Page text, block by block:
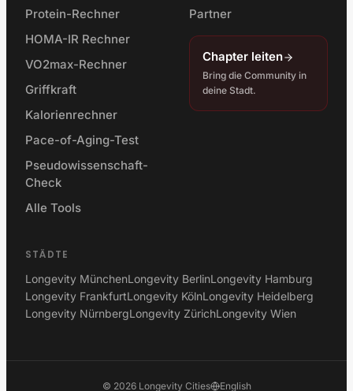
Protein-Rechner
HOMA-IR Rechner
VO2max-Rechner
Griffkraft
Kalorienrechner
Pace-of-Aging-Test
Pseudowissenschaft-
Check
Alle Tools
Partner
Chapter leiten
Bring die Community in
deine Stadt.
STÄDTE
Longevity MünchenLongevity BerlinLongevity Hamburg
Longevity FrankfurtLongevity KölnLongevity Heidelberg
Longevity NürnbergLongevity ZürichLongevity Wien
© 2026 Longevity Cities English